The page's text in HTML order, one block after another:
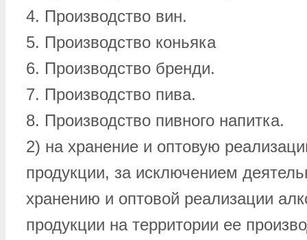
4. Производство вин.
5. Производство коньяка
6. Производство бренди.
7. Производство пива.
8. Производство пивного напитка.
2) на хранение и оптовую
продукции, за исключением
хранению и оптовой реализации
продукции на территории ее